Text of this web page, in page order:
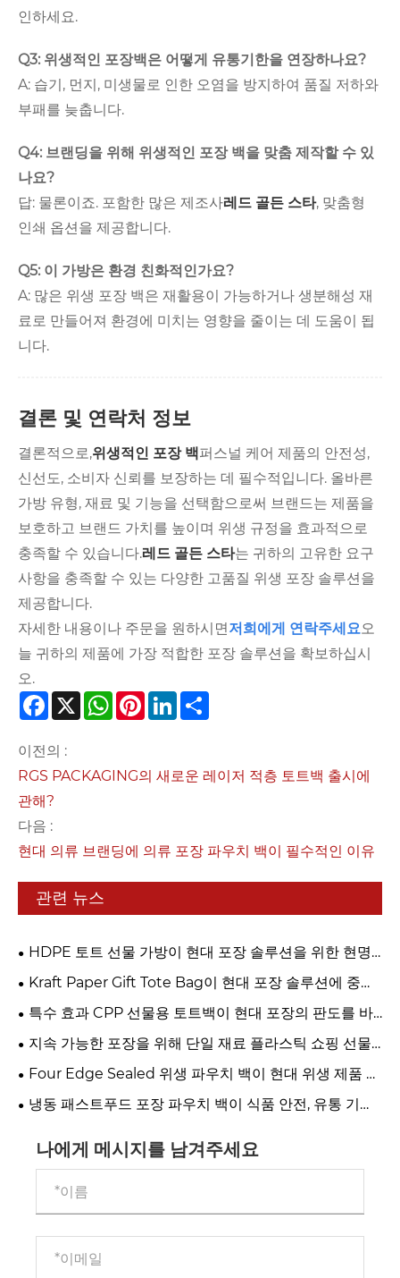
인하세요.
Q3: 위생적인 ​​포장백은 어떻게 유통기한을 연장하나요?
A: 습기, 먼지, 미생물로 인한 오염을 방지하여 품질 저하와
부패를 늦춥니다.
Q4: 브랜딩을 위해 위생적인 ​​포장 백을 맞춤 제작할 수 있
나요?
답: 물론이죠. 포함한 많은 제조사레드 골든 스타, 맞춤형
인쇄 옵션을 제공합니다.
Q5: 이 가방은 환경 친화적인가요?
A: 많은 위생 포장 백은 재활용이 가능하거나 생분해성 재
료로 만들어져 환경에 미치는 영향을 줄이는 데 도움이 됩
니다.
결론 및 연락처 정보
결론적으로,위생적인 포장 백퍼스널 케어 제품의 안전성,
신선도, 소비자 신뢰를 보장하는 데 필수적입니다. 올바른
가방 유형, 재료 및 기능을 선택함으로써 브랜드는 제품을
보호하고 브랜드 가치를 높이며 위생 규정을 효과적으로
충족할 수 있습니다.레드 골든 스타는 귀하의 고유한 요구
사항을 충족할 수 있는 다양한 고품질 위생 포장 솔루션을
제공합니다.
자세한 내용이나 주문을 원하시면저희에게 연락주세요오
늘 귀하의 제품에 가장 적합한 포장 솔루션을 확보하십시
오.
Facebook
X WhatsApp
Pinterest
LinkedIn
이전의 :
RGS PACKAGING의 새로운 레이저 적층 토트백 출시에
관해?
다음 :
현대 의류 브랜딩에 의류 포장 파우치 백이 필수적인 이유
관련 뉴스
HDPE 토트 선물 가방이 현대 포장 솔루션을 위한 현명
한 선택이 되는 이유는 무엇입니까?
Kraft Paper Gift Tote Bag이 현대 포장 솔루션에 중요
한 이유는 무엇입니까?
특수 효과 CPP 선물용 토트백이 현대 포장의 판도를 바
꾸는 이유는 무엇입니까?
지속 가능한 포장을 위해 단일 재료 플라스틱 쇼핑 선물
토트백을 선택하는 이유는 무엇입니까?
Four Edge Sealed 위생 파우치 백이 현대 위생 제품 포
장을 위한 최고의 선택이 되는 이유
냉동 패스트푸드 포장 파우치 백이 식품 안전, 유통 기한
나에게 메시지를 남겨주세요